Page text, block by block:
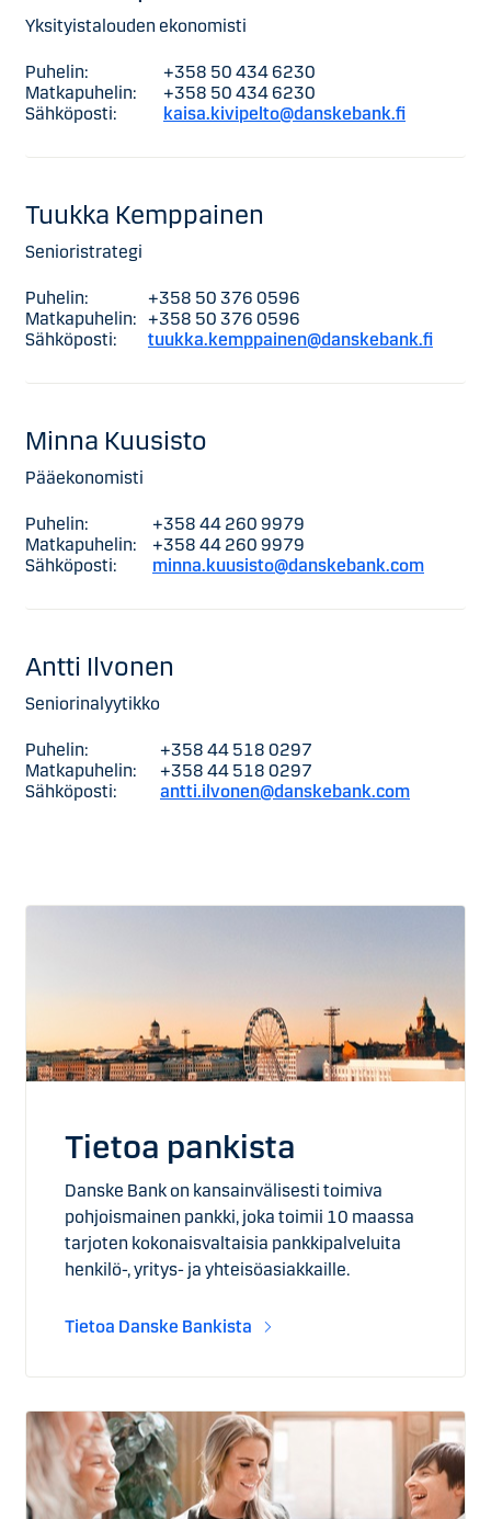
Yksityistalouden ekonomisti
Puhelin:
+358 50 434 6230
Matkapuhelin:
+358 50 434 6230
Sähköposti:
kaisa.kivipelto@danskebank.fi
Tuukka Kemppainen
Senioristrategi
Puhelin:
+358 50 376 0596
Matkapuhelin: +358 50 376 0596
Sähköposti:
tuukka.kemppainen@danskebank.fi
Minna Kuusisto
Pääekonomisti
Puhelin:
+358 44 260 9979
Matkapuhelin:
+358 44 260 9979
Sähköposti:
minna.kuusisto@danskebank.com
Antti Ilvonen
Seniorinalyytikko
Puhelin:
+358 44 518 0297
Matkapuhelin:
+358 44 518 0297
Sähköposti:
antti.ilvonen@danskebank.com
Tietoa pankista
Danske Bank on kansainvälisesti toimiva
pohjoismainen pankki, joka toimii 10 maassa
tarjoten kokonaisvaltaisia pankkipalveluita
henkilö-, yritys- ja yhteisöasiakkaille.
Tietoa Danske Bankista